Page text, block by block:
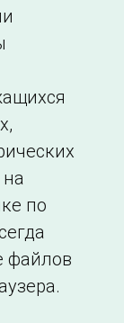
по
файлов